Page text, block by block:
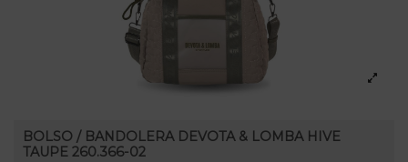
BOLSO / BANDOLERA DEVOTA & LOMBA HIVE
TAUPE 260.366-02